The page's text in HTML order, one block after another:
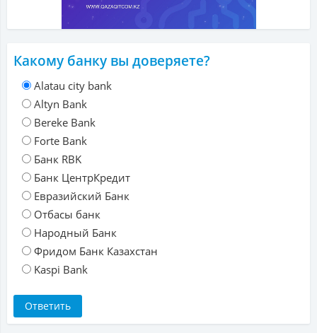
Какому банку вы доверяете?
Alatau city bank
Altyn Bank
Bereke Bank
Forte Bank
Банк RBK
Банк ЦентрКредит
Евразийский Банк
Отбасы банк
Народный Банк
Фридом Банк Казахстан
Kaspi Bank